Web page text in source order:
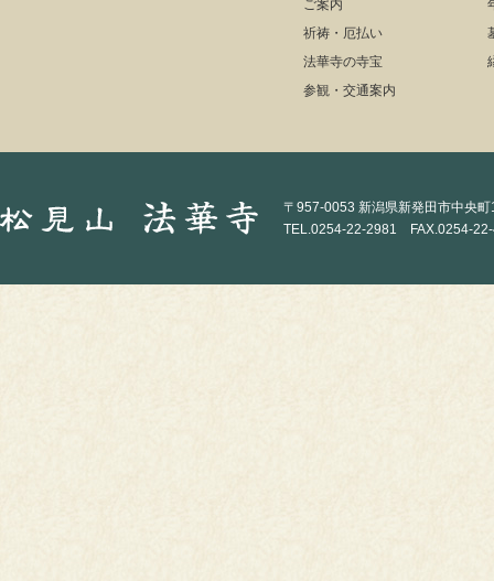
ご案内
祈祷・厄払い
法華寺の寺宝
参観・交通案内
〒957-0053 新潟県新発田市中央
TEL.0254-22-2981 FAX.0254-